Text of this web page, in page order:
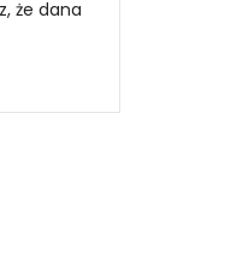
że dana